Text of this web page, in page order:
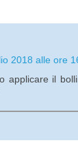
2018 alle ore
applicare il